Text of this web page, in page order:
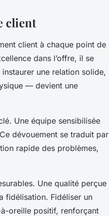
client
client à chaque point de
dans l’offre, il se
une relation solide,
— devient une
Une équipe sensibilisée
dévouement se traduit par
rapide des problèmes,
Une qualité perçue
fidélisation. Fidéliser un
oreille positif, renforçant